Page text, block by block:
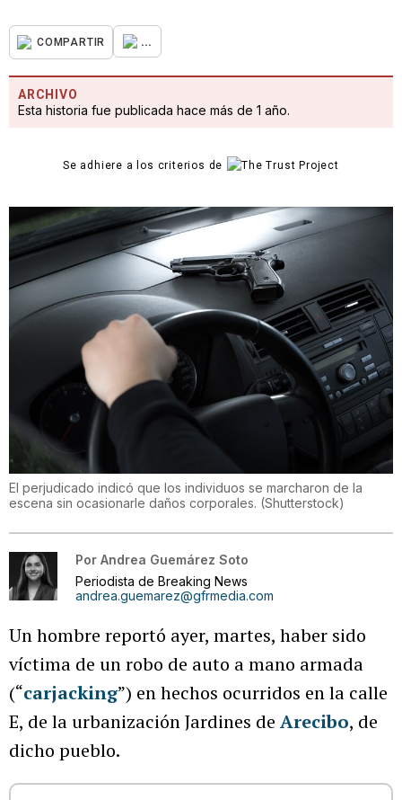
COMPARTIR ...
ARCHIVO
Esta historia fue publicada hace más de 1 año.
Se adhiere a los criterios de
El perjudicado indicó que los individuos se marcharon de la
escena sin ocasionarle daños corporales. (Shutterstock)
Por Andrea Guemárez Soto
Periodista de Breaking News
andrea.guemarez@gfrmedia.com
Un hombre reportó ayer, martes, haber sido
víctima de un robo de auto a mano armada
(“carjacking”) en hechos ocurridos en la calle
E, de la urbanización Jardines de Arecibo, de
dicho pueblo.